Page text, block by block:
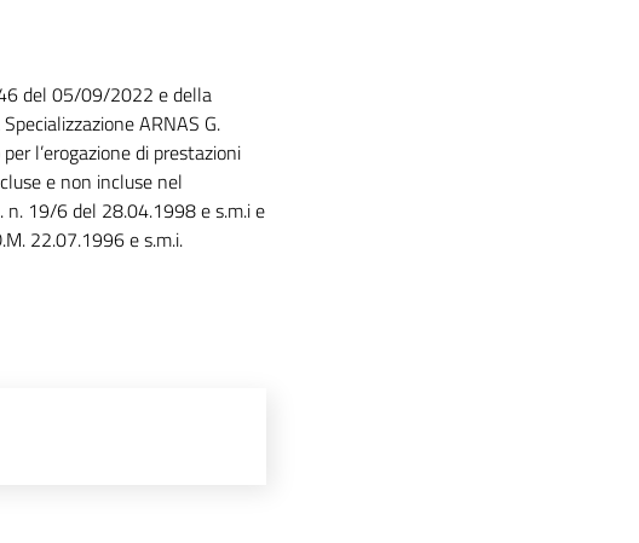
del 05/09/2022 e della
ARNAS G.
l’erogazione di prestazioni
e non incluse nel
n. 19/6 del 28.04.1998 e s.m.i e
22.07.1996 e s.m.i.